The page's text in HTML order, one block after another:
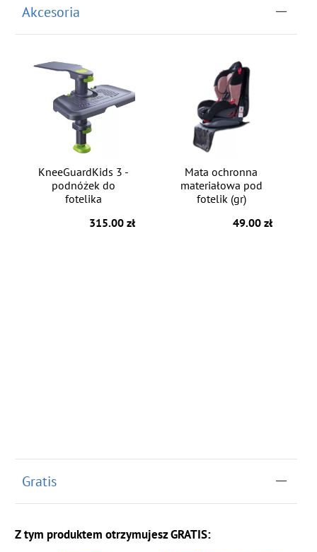
Akcesoria
KneeGuardKids 3 -
podnóżek do
fotelika
315.00 zł
Mata ochronna
materiałowa pod
fotelik (gr)
49.00 zł
Gratis
Z tym produktem otrzymujesz GRATIS: